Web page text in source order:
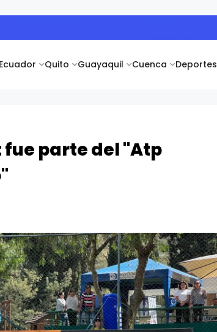
Ecuador Quito Guayaquil Cuenca Deportes
fue parte del "Atp